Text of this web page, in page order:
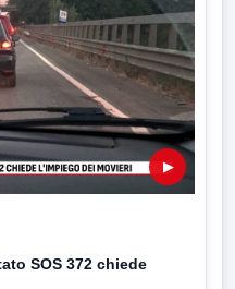
▶
SOS 372 chiede